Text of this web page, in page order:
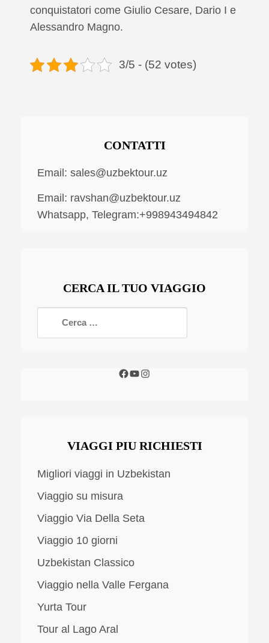
conquistatori come Giulio Cesare, Dario I e
Alessandro Magno.
3/5 - (52 votes)
CONTATTI
Email: sales@uzbektour.uz
Email: ravshan@uzbektour.uz
Whatsapp, Telegram:+998943494842
CERCA IL TUO VIAGGIO
VIAGGI PIU RICHIESTI
Migliori viaggi in Uzbekistan
Viaggio su misura
Viaggio Via Della Seta
Viaggio 10 giorni
Uzbekistan Classico
Viaggio nella Valle Fergana
Yurta Tour
Tour al Lago Aral